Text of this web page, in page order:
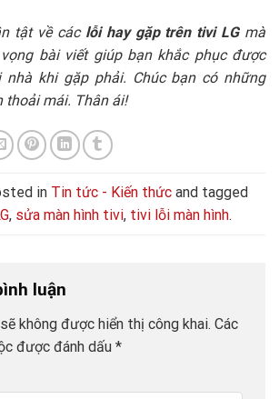
tật về các lỗi hay gặp trên tivi LGmà
bài viết giúp bạn khắc phục được
khi gặp phải. Chúc bạn có những
thoải mái. Thân ái!
in Tin tức - Kiến thức and tagged
, sửa màn hình tivi, tivi lỗi màn hình.
luận
không được hiển thị công khai. Các
được đánh dấu *